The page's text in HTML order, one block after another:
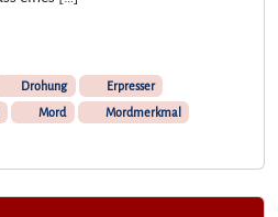
Drohung
Erpresser
Mord
Mordmerkmal